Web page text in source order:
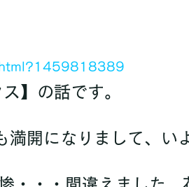
】の話です。